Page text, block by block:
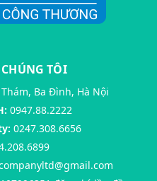
TÔI
Ba Đình, Hà Nội
0947.88.2222
0247.308.6656